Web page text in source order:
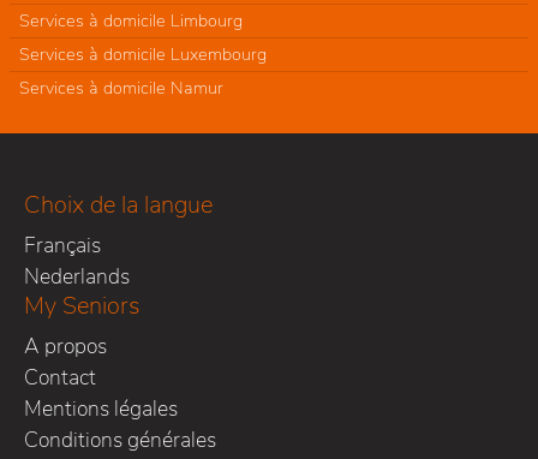
Services à domicile Limbourg
Services à domicile Luxembourg
Services à domicile Namur
Choix de la langue
Français
Nederlands
My Seniors
A propos
Contact
Mentions légales
Conditions générales